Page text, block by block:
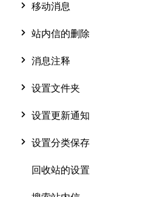
移动消息
站内信的删除
消息注释
设置文件夹
设置更新通知
设置分类保存
回收站的设置